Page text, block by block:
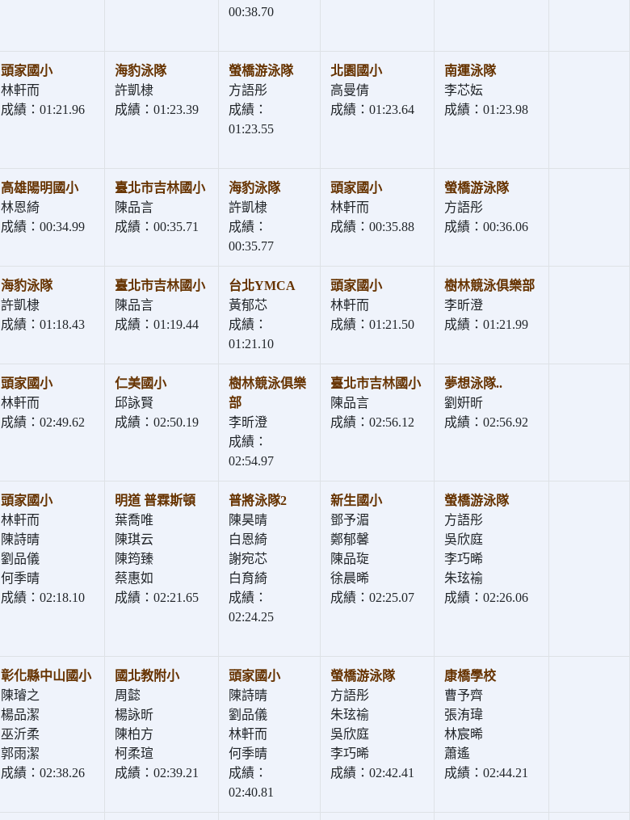
00:38.70
頭家國小
林軒而
成績：01:21.96
海豹泳隊
許凱棣
成績：01:23.39
螢橋游泳隊
方語彤
成績：
01:23.55
北園國小
高曼倩
成績：01:23.64
南運泳隊
李芯妘
成績：01:23.98
高雄陽明國小
林恩綺
成績：00:34.99
臺北市吉林國小
陳品言
成績：00:35.71
海豹泳隊
許凱棣
成績：
00:35.77
頭家國小
林軒而
成績：00:35.88
螢橋游泳隊
方語彤
成績：00:36.06
海豹泳隊
許凱棣
成績：01:18.43
臺北市吉林國小
陳品言
成績：01:19.44
台北YMCA
黃郁芯
成績：
01:21.10
頭家國小
林軒而
成績：01:21.50
樹林競泳俱樂部
李昕澄
成績：01:21.99
頭家國小
林軒而
成績：02:49.62
仁美國小
邱詠賢
成績：02:50.19
樹林競泳俱樂
部
李昕澄
成績：
02:54.97
臺北市吉林國小
陳品言
成績：02:56.12
夢想泳隊..
劉姸昕
成績：02:56.92
頭家國小
林軒而
陳詩晴
劉品儀
何季晴
成績：02:18.10
明道 普霖斯頓
葉喬唯
陳琪云
陳筠臻
蔡惠如
成績：02:21.65
普將泳隊2
陳昊晴
白恩綺
謝宛芯
白育綺
成績：
02:24.25
新生國小
鄧予湄
鄭郁馨
陳品琁
徐晨晞
成績：02:25.07
螢橋游泳隊
方語彤
吳欣庭
李巧晞
朱玹褕
成績：02:26.06
彰化縣中山國小
陳璿之
楊品潔
巫沂柔
郭雨潔
成績：02:38.26
國北教附小
周懿
楊詠昕
陳柏方
柯柔瑄
成績：02:39.21
頭家國小
陳詩晴
劉品儀
林軒而
何季晴
成績：
02:40.81
螢橋游泳隊
方語彤
朱玹褕
吳欣庭
李巧晞
成績：02:42.41
康橋學校
曹予齊
張洧瑋
林宸晞
蕭遙
成績：02:44.21